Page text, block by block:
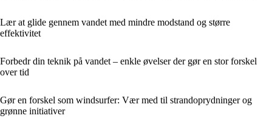
Lær at glide gennem vandet med mindre modstand og større
effektivitet
Forbedr din teknik på vandet – enkle øvelser der gør en stor forskel
over tid
Gør en forskel som windsurfer: Vær med til strandoprydninger og
grønne initiativer